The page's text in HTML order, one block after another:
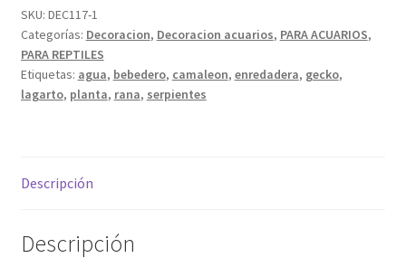
M
cantidad
SKU: DEC117-1
Categorías: Decoracion, Decoracion acuarios, PARA ACUARIOS,
PARA REPTILES
Etiquetas: agua, bebedero, camaleon, enredadera, gecko,
lagarto, planta, rana, serpientes
Descripción
Descripción